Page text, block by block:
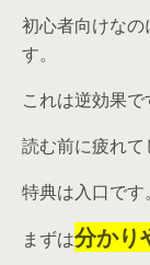
初心者向けな
す。
これは逆効果で
読む前に疲れて
特典は入口です。
まずは分かり